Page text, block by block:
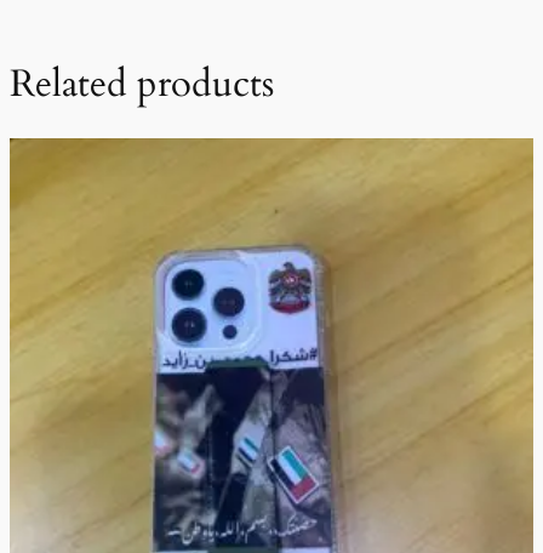
Related products